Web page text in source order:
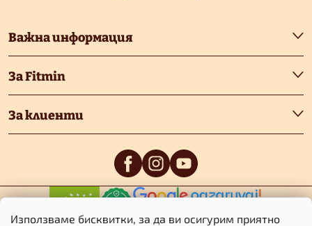
Използваме бисквитки, за да ви осигурим приятно
т
е
р
Важна информация
За Fitmin
За клиенти